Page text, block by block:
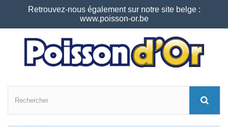
Retrouvez-nous également sur notre site belge :
www.poisson-or.be